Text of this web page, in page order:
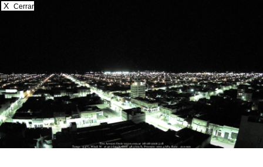
X Cerrar